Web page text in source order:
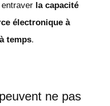
la capacité
électronique à
temps.
ne pas